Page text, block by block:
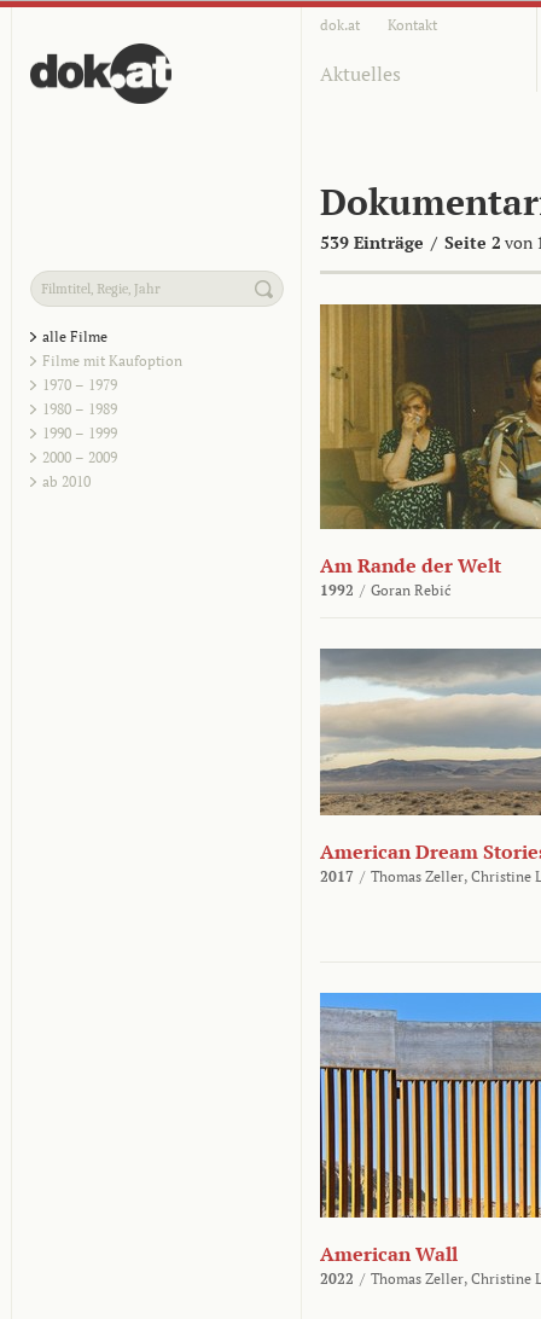
dok.at Kontakt
Aktuelles
539 Einträge / Seite 2 von
alle Filme
Filme mit Kaufoption
1970 – 1979
1980 – 1989
1990 – 1999
2000 – 2009
ab 2010
Am Rande der Welt
1992 / Goran Rebić
American Dream
2017 / Thomas Zeller, Christine
American Wall
2022 / Thomas Zeller, Christine